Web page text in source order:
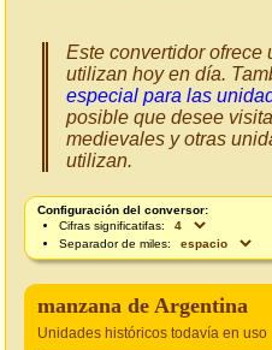
Este convertidor ofrece
utilizan hoy en día.
especial para las
posible que desee
medievales y otras
utilizan.
Configuración del conversor:
Cifras significatifas:
Separador de miles:
manzana de Argentina
Unidades históricos todavía en uso